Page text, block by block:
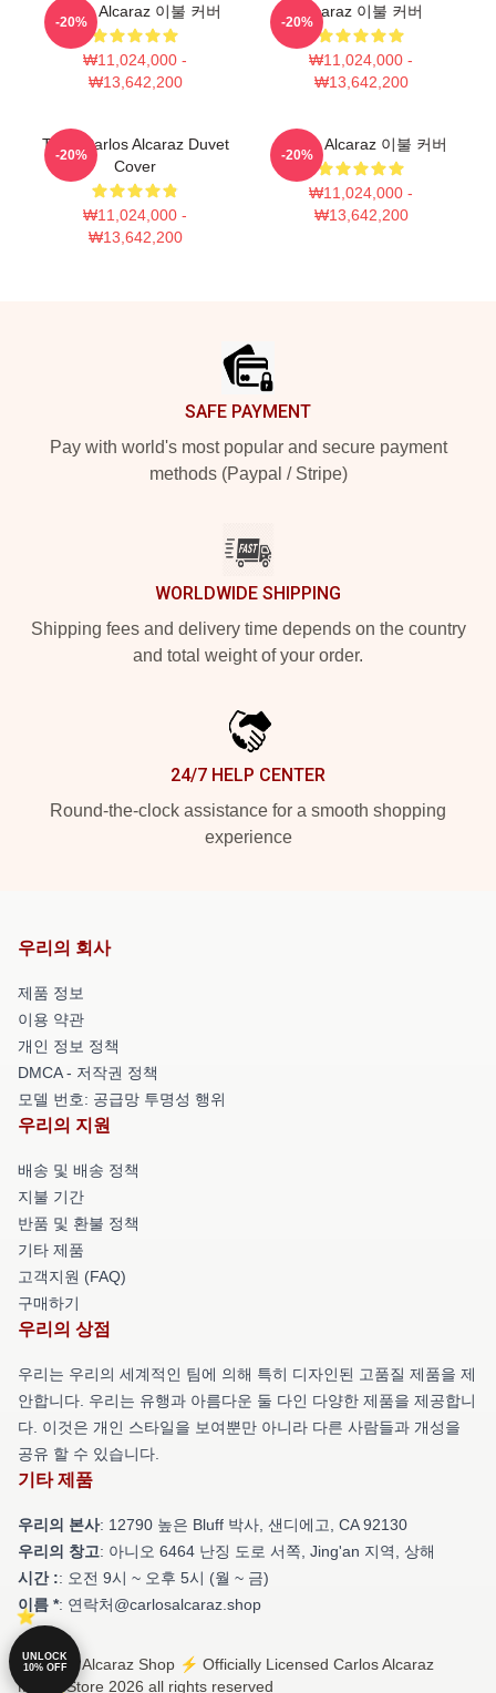
Carlos Alcaraz 이불 커버
₩11,024,000 -
₩13,642,200
-20%
Alcaraz 이불 커버
₩11,024,000 -
₩13,642,200
-20%
Tenis Carlos Alcaraz Duvet
Cover
₩11,024,000 -
₩13,642,200
-20%
Carlos Alcaraz 이불 커버
₩11,024,000 -
₩13,642,200
-20%
SAFE PAYMENT
Pay with world's most popular and secure payment
methods (Paypal / Stripe)
WORLDWIDE SHIPPING
Shipping fees and delivery time depends on the country
and total weight of your order.
24/7 HELP CENTER
Round-the-clock assistance for a smooth shopping
experience
우리의 회사
제품 정보
이용 약관
개인 정보 정책
DMCA - 저작권 정책
모델 번호: 공급망 투명성 행위
우리의 지원
배송 및 배송 정책
지불 기간
반품 및 환불 정책
기타 제품
고객지원 (FAQ)
구매하기
우리의 상점
우리는 우리의 세계적인 팀에 의해 특히 디자인된 고품질 제품을 제
안합니다. 우리는 유행과 아름다운 둘 다인 다양한 제품을 제공합니
다. 이것은 개인 스타일을 보여뿐만 아니라 다른 사람들과 개성을
공유 할 수 있습니다.
기타 제품
우리의 본사: 12790 높은 Bluff 박사, 샌디에고, CA 92130
우리의 창고: 아니오 6464 난징 도로 서쪽, Jing'an 지역, 상해
시간 :: 오전 9시 ~ 오후 5시 (월 ~ 금)
이름 *: 연락처@carlosalcaraz.shop
© Carlos Alcaraz Shop ⚡️ Officially Licensed Carlos Alcaraz
Merch Store 2026 all rights reserved
UNLOCK
10% OFF